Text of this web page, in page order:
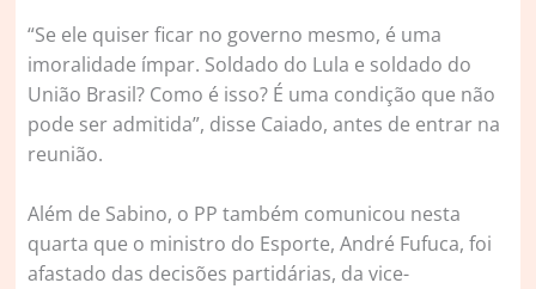
“Se ele quiser ficar no governo mesmo, é uma
imoralidade ímpar. Soldado do Lula e soldado do
União Brasil? Como é isso? É uma condição que não
pode ser admitida”, disse Caiado, antes de entrar na
reunião.
Além de Sabino, o PP também comunicou nesta
quarta que o ministro do Esporte, André Fufuca, foi
afastado das decisões partidárias, da vice-